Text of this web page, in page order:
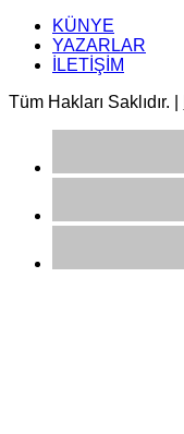
KÜNYE
YAZARLAR
İLETİŞİM
Tüm Hakları Saklıdır. |